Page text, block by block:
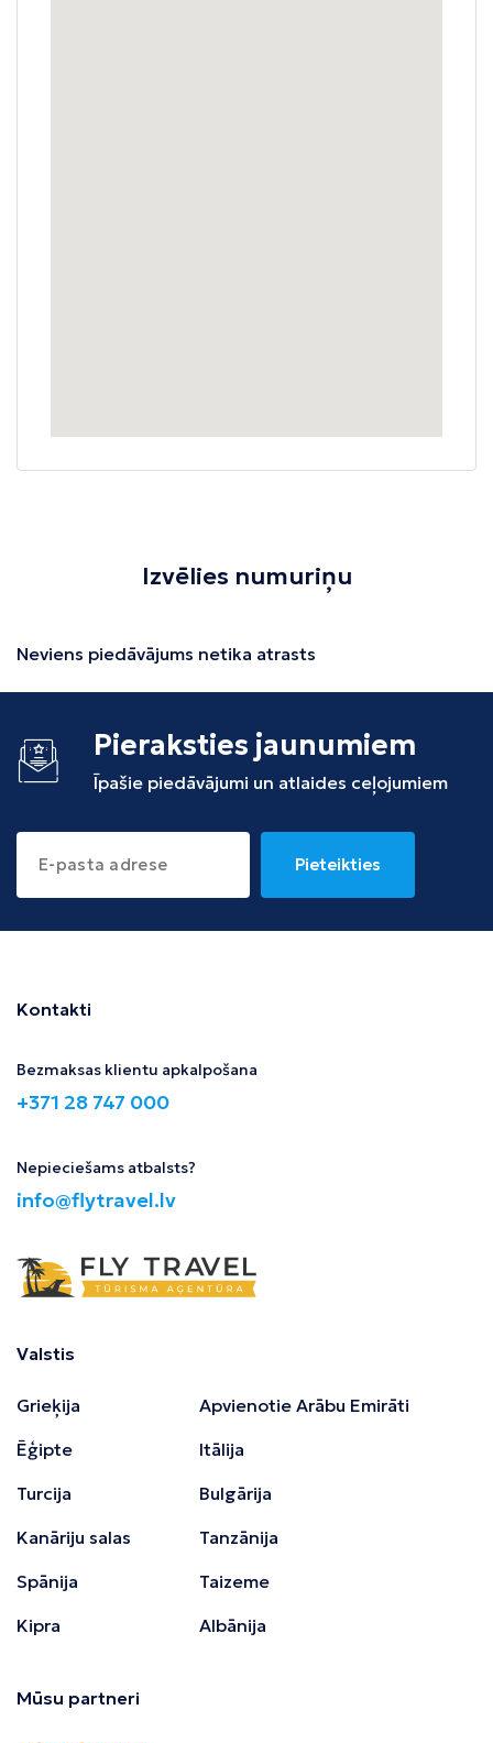
Izvēlies numuriņu
Neviens piedāvājums netika atrasts
Pieraksties jaunumiem
Īpašie piedāvājumi un atlaides ceļojumiem
Pieteikties
Kontakti
Bezmaksas klientu apkalpošana
+371 28 747 000
Nepieciešams atbalsts?
info@flytravel.lv
Valstis
Grieķija
Ēģipte
Turcija
Kanāriju salas
Spānija
Kipra
Apvienotie Arābu Emirāti
Itālija
Bulgārija
Tanzānija
Taizeme
Albānija
Mūsu partneri